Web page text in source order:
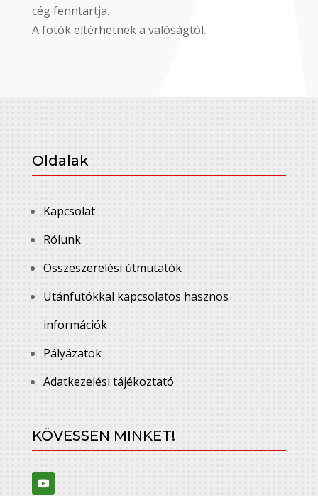
cég fenntartja.
A fotók eltérhetnek a valóságtól.
Oldalak
Kapcsolat
Rólunk
Összeszerelési útmutatók
Utánfutókkal kapcsolatos hasznos
információk
Pályázatok
Adatkezelési tájékoztató
KÖVESSEN MINKET!